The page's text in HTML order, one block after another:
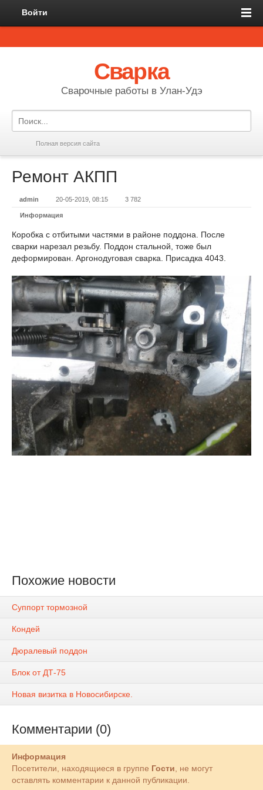
Войти
Сварка
Сварочные работы в Улан-Удэ
Полная версия сайта
Ремонт АКПП
admin 20-05-2019, 08:15 3 782
Информация
Коробка с отбитыми частями в районе поддона. После
сварки нарезал резьбу. Поддон стальной, тоже был
деформирован. Аргонодуговая сварка. Присадка 4043.
Похожие новости
Суппорт тормозной
Кондей
Дюралевый поддон
Блок от ДТ-75
Новая визитка в Новосибирске.
Комментарии (0)
Информация
Посетители, находящиеся в группе Гости , не могут
оставлять комментарии к данной публикации.